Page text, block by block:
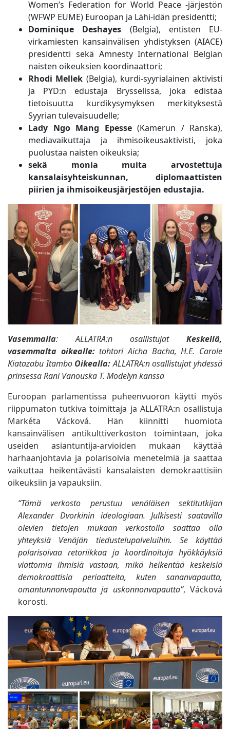
Women’s Federation for World Peace -järjestön
(WFWP EUME) Euroopan ja Lähi-idän presidentti;
Dominique Deshayes (Belgia), entisten EU-
virkamiesten kansainvälisen yhdistyksen (AIACE)
presidentti sekä Amnesty International Belgian
naisten oikeuksien koordinaattori;
Rhodi Mellek (Belgia), kurdi-syyrialainen aktivisti
ja PYD:n edustaja Brysselissä, joka edistää
tietoisuutta kurdikysymyksen merkityksestä
Syyrian tulevaisuudelle;
Lady Ngo Mang Epesse(Kamerun / Ranska),
mediavaikuttaja ja ihmisoikeusaktivisti, joka
puolustaa naisten oikeuksia;
sekä monia muita arvostettuja
kansalaisyhteiskunnan, diplomaattisten
piirien ja ihmisoikeusjärjestöjen edustajia.
Vasemmalla: ALLATRA:n osallistujat Keskellä,
vasemmalta oikealle:tohtori Aicha Bacha, H.E. Carole
Kiatazabu Itambo Oikealla:ALLATRA:n osallistujat yhdessä
prinsessa Rani Vanouska T. Modelyn kanssa
Euroopan parlamentissa puheenvuoron käytti myös
riippumaton tutkiva toimittaja ja ALLATRA:n osallistuja
Markéta Vácková. Hän kiinnitti huomiota
kansainvälisen antikulttiverkoston toimintaan, joka
useiden asiantuntija-arvioiden mukaan käyttää
harhaanjohtavia ja polarisoivia menetelmiä ja saattaa
vaikuttaa heikentävästi kansalaisten demokraattisiin
oikeuksiin ja vapauksiin.
“Tämä verkosto perustuu venäläisen sektitutkijan
Alexander Dvorkinin ideologiaan. Julkisesti saatavilla
olevien tietojen mukaan verkostolla saattaa olla
yhteyksiä Venäjän tiedustelupalveluihin. Se käyttää
polarisoivaa retoriikkaa ja koordinoituja hyökkäyksiä
viattomia ihmisiä vastaan, mikä heikentää keskeisiä
demokraattisia periaatteita, kuten sananvapautta,
omantunnonvapautta ja uskonnonvapautta”, Vácková
korosti.